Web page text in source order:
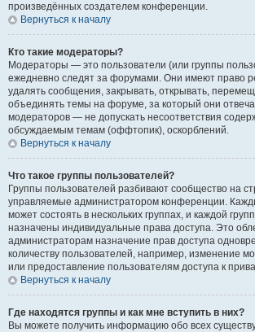
произведённых создателем конференции.
Вернуться к началу
Кто такие модераторы?
Модераторы — это пользователи (или группы
ежедневно следят за форумами. Они имеют право
удалять сообщения, закрывать, открывать,
объединять темы на форуме, за который они
модераторов — не допускать несоответствия
обсуждаемым темам (оффтопик), оскорблений.
Вернуться к началу
Что такое группы пользователей?
Группы пользователей разбивают сообщество на
управляемые администратором конференции.
может состоять в нескольких группах, и каждой
назначены индивидуальные права доступа. Это
администраторам назначение прав доступа
количеству пользователей, например, изменение
или предоставление пользователям доступа к
Вернуться к началу
Где находятся группы и как мне вступить в них?
Вы можете получить информацию обо всех